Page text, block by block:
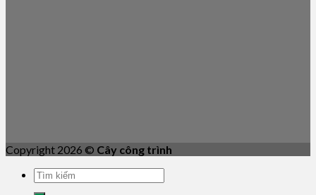
Copyright 2026 © Cây công trình